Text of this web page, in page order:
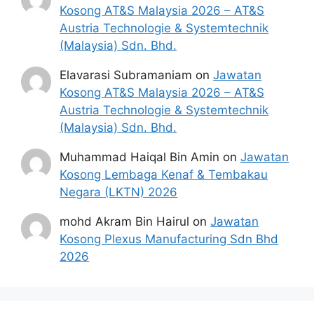
Umur tidak melebih 38 tahun pada sesi
pengajian semasa;
Telah berkhidmat sekurang-kurangnya
empat (4) tahun dan disahkan dalam
perkhidmatan; dan
Mempunyai prestasi cemerlang dengan
purata markah Laporan Penilaian Prestasi
Tahunan (LNPT) bagi tiga (3) tahun
terakhir berturut-turut tidak kurang
daripada 85% (penilaian genap 12 bulan
bagi setiap tahun).
Cara Mohon Jawatan Kosong
KKM
Kosong AT&S Malaysia 2026 – AT&S
Austria Technologie & Systemtechnik
(Malaysia) Sdn. Bhd.
Elavarasi Subramaniam onJawatan
Kosong AT&S Malaysia 2026 – AT&S
Austria Technologie & Systemtechnik
(Malaysia) Sdn. Bhd.
Muhammad Haiqal Bin Amin onJawatan
Kosong Lembaga Kenaf & Tembakau
Negara (LKTN) 2026
mohd Akram Bin Hairul onJawatan
Kosong Plexus Manufacturing Sdn Bhd
2026